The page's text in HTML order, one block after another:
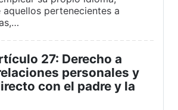
aquellos pertenecientes a
27: Derecho a
personales y
con el padre y la